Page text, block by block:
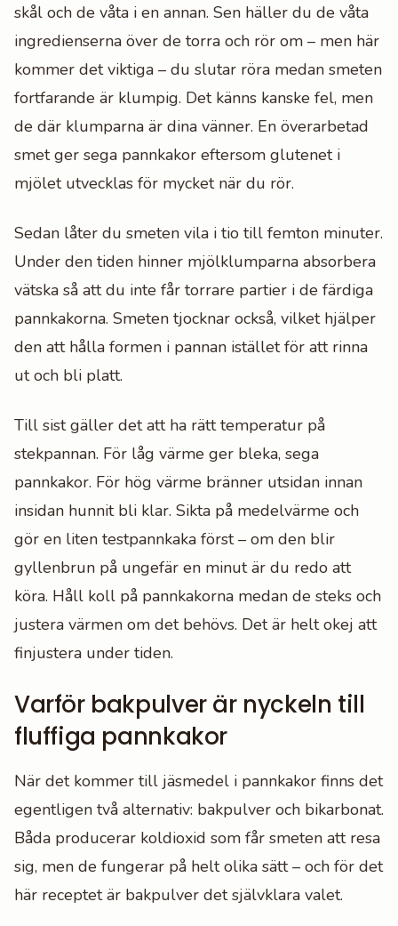
skål och de våta i en annan. Sen häller du de våta
ingredienserna över de torra och rör om – men här
kommer det viktiga – du slutar röra medan smeten
fortfarande är klumpig. Det känns kanske fel, men
de där klumparna är dina vänner. En överarbetad
smet ger sega pannkakor eftersom glutenet i
mjölet utvecklas för mycket när du rör.
Sedan låter du smeten vila i tio till femton minuter.
Under den tiden hinner mjölklumparna absorbera
vätska så att du inte får torrare partier i de färdiga
pannkakorna. Smeten tjocknar också, vilket hjälper
den att hålla formen i pannan istället för att rinna
ut och bli platt.
Till sist gäller det att ha rätt temperatur på
stekpannan. För låg värme ger bleka, sega
pannkakor. För hög värme bränner utsidan innan
insidan hunnit bli klar. Sikta på medelvärme och
gör en liten testpannkaka först – om den blir
gyllenbrun på ungefär en minut är du redo att
köra. Håll koll på pannkakorna medan de steks och
justera värmen om det behövs. Det är helt okej att
finjustera under tiden.
Varför bakpulver är nyckeln till
fluffiga pannkakor
När det kommer till jäsmedel i pannkakor finns det
egentligen två alternativ: bakpulver och bikarbonat.
Båda producerar koldioxid som får smeten att resa
sig, men de fungerar på helt olika sätt – och för det
här receptet är bakpulver det självklara valet.